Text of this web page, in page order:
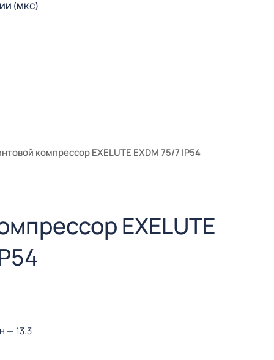
(МКС)
компрессор EXELUTE EXDM 75/7 IP54
EXELUTE
— 13.3